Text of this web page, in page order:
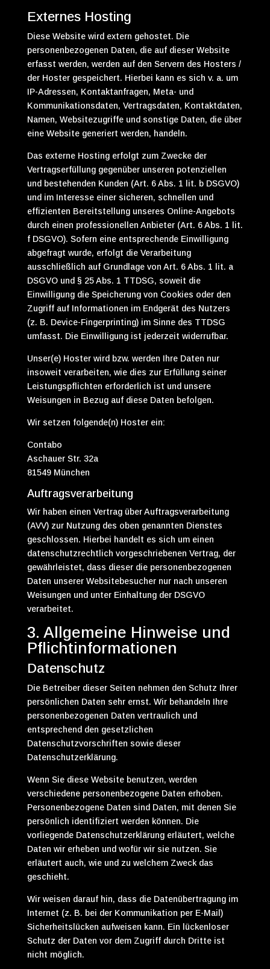
Externes Hosting
Diese Website wird extern gehostet. Die
personenbezogenen Daten, die auf dieser Website
erfasst werden, werden auf den Servern des Hosters /
der Hoster gespeichert. Hierbei kann es sich v. a. um
IP-Adressen, Kontaktanfragen, Meta- und
Kommunikationsdaten, Vertragsdaten, Kontaktdaten,
Namen, Websitezugriffe und sonstige Daten, die über
eine Website generiert werden, handeln.
Das externe Hosting erfolgt zum Zwecke der
Vertragserfüllung gegenüber unseren potenziellen
und bestehenden Kunden (Art. 6 Abs. 1 lit. b DSGVO)
und im Interesse einer sicheren, schnellen und
effizienten Bereitstellung unseres Online-Angebots
durch einen professionellen Anbieter (Art. 6 Abs. 1 lit.
f DSGVO). Sofern eine entsprechende Einwilligung
abgefragt wurde, erfolgt die Verarbeitung
ausschließlich auf Grundlage von Art. 6 Abs. 1 lit. a
DSGVO und § 25 Abs. 1 TTDSG, soweit die
Einwilligung die Speicherung von Cookies oder den
Zugriff auf Informationen im Endgerät des Nutzers
(z. B. Device-Fingerprinting) im Sinne des TTDSG
umfasst. Die Einwilligung ist jederzeit widerrufbar.
Unser(e) Hoster wird bzw. werden Ihre Daten nur
insoweit verarbeiten, wie dies zur Erfüllung seiner
Leistungspflichten erforderlich ist und unsere
Weisungen in Bezug auf diese Daten befolgen.
Wir setzen folgende(n) Hoster ein:
Contabo
Aschauer Str. 32a
81549 München
Auftragsverarbeitung
Wir haben einen Vertrag über Auftragsverarbeitung
(AVV) zur Nutzung des oben genannten Dienstes
geschlossen. Hierbei handelt es sich um einen
datenschutzrechtlich vorgeschriebenen Vertrag, der
gewährleistet, dass dieser die personenbezogenen
Daten unserer Websitebesucher nur nach unseren
Weisungen und unter Einhaltung der DSGVO
verarbeitet.
3. Allgemeine Hinweise und
Pflicht­informationen
Datenschutz
Die Betreiber dieser Seiten nehmen den Schutz Ihrer
persönlichen Daten sehr ernst. Wir behandeln Ihre
personenbezogenen Daten vertraulich und
entsprechend den gesetzlichen
Datenschutzvorschriften sowie dieser
Datenschutzerklärung.
Wenn Sie diese Website benutzen, werden
verschiedene personenbezogene Daten erhoben.
Personenbezogene Daten sind Daten, mit denen Sie
persönlich identifiziert werden können. Die
vorliegende Datenschutzerklärung erläutert, welche
Daten wir erheben und wofür wir sie nutzen. Sie
erläutert auch, wie und zu welchem Zweck das
geschieht.
Wir weisen darauf hin, dass die Datenübertragung im
Internet (z. B. bei der Kommunikation per E-Mail)
Sicherheitslücken aufweisen kann. Ein lückenloser
Schutz der Daten vor dem Zugriff durch Dritte ist
nicht möglich.